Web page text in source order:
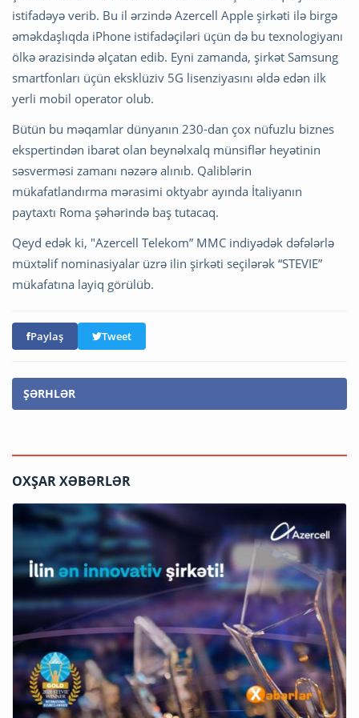
istifadəyə verib. Bu il ərzində Azercell Apple şirkəti ilə birgə
əməkdaşlıqda iPhone istifadəçiləri üçün də bu texnologiyanı
ölkə ərazisində əlçatan edib. Eyni zamanda, şirkət Samsung
smartfonları üçün eksklüziv 5G lisenziyasını əldə edən ilk
yerli mobil operator olub.
Bütün bu məqamlar dünyanın 230-dan çox nüfuzlu biznes
ekspertindən ibarət olan beynəlxalq münsiflər heyətinin
səsverməsi zamanı nəzərə alınıb. Qaliblərin
mükafatlandırma mərasimi oktyabr ayında İtaliyanın
paytaxtı Roma şəhərində baş tutacaq.
Qeyd edək ki, "Azercell Telekom” MMC indiyədək dəfələrlə
müxtəlif nominasiyalar üzrə ilin şirkəti seçilərək “STEVIE”
mükafatına layiq görülüb.
Paylaş Tweet
ŞƏRHLƏR
OXŞAR XƏBƏRLƏR